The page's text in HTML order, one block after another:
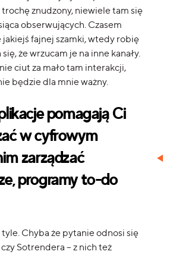
znudzony, niewiele tam się
obserwujących. Czasem
fajnej szamki, wtedy robię
że wrzucam je na inne kanały.
ciut za mało tam interakcji,
będzie dla mnie ważny.
pomagają Ci
w cyfrowym
zarządzać
programy to-do
Chyba że pytanie odnosi się
Sotrendera – z nich też